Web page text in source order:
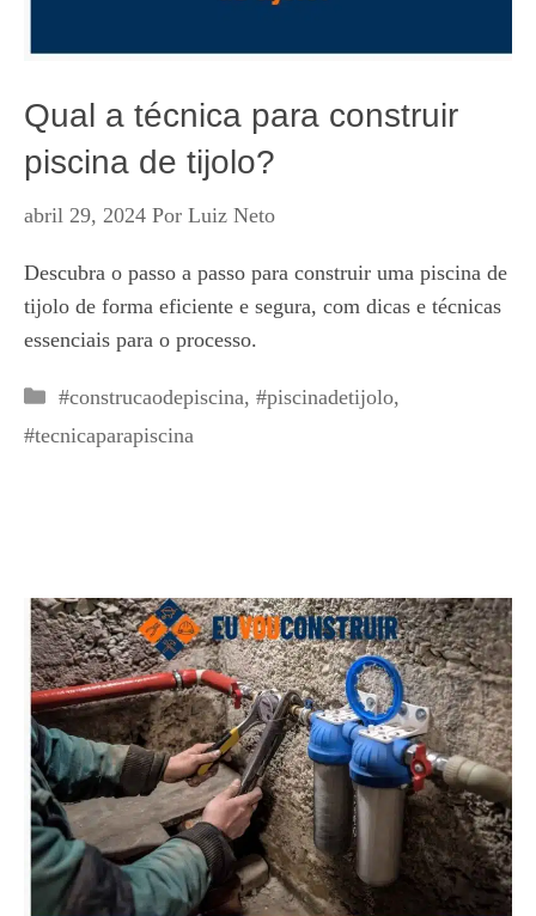
Qual a técnica para construir
piscina de tijolo?
abril 29, 2024 Por Luiz Neto
Descubra o passo a passo para construir uma piscina de
tijolo de forma eficiente e segura, com dicas e técnicas
essenciais para o processo.
Categorias
#construcaodepiscina, #piscinadetijolo,
#tecnicaparapiscina